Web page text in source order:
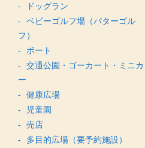
ドッグラン
ベビーゴルフ場（パターゴル
フ）
ボート
交通公園・ゴーカート・ミニカ
ー
健康広場
児童園
売店
多目的広場（要予約施設）